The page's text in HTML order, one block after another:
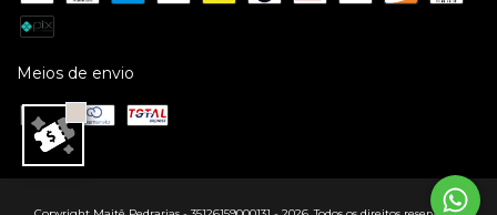
Meios de envio